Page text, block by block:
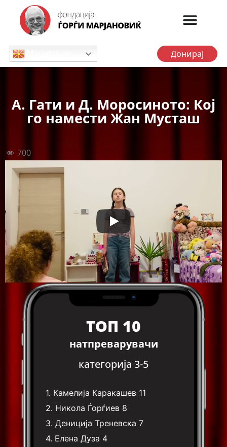
Донирај
А. Гати и Д. Моросиното: Кој
го намести Жан Мусташ
700
ТОП 10
натпреварувачи
категорија 3-5
1. Камелија Каракашев 11
2. Никола Ѓорѓиев 8
3.Дениција Треневска 7
4. Елена Дуза 4